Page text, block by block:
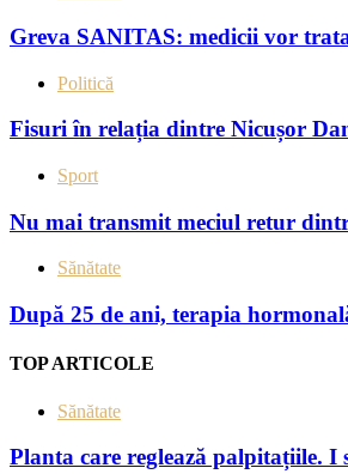
Greva SANITAS: medicii vor
Politică
Fisuri în relația dintre Nicușor
Sport
Nu mai transmit meciul retur
Sănătate
După 25 de ani, terapia
TOP ARTICOLE
Sănătate
Planta care reglează palpitațiile. I